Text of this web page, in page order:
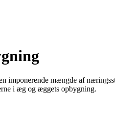
mængde af
i æg og æggets opbygning.